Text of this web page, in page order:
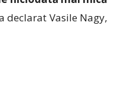
declarat Vasile Nagy,